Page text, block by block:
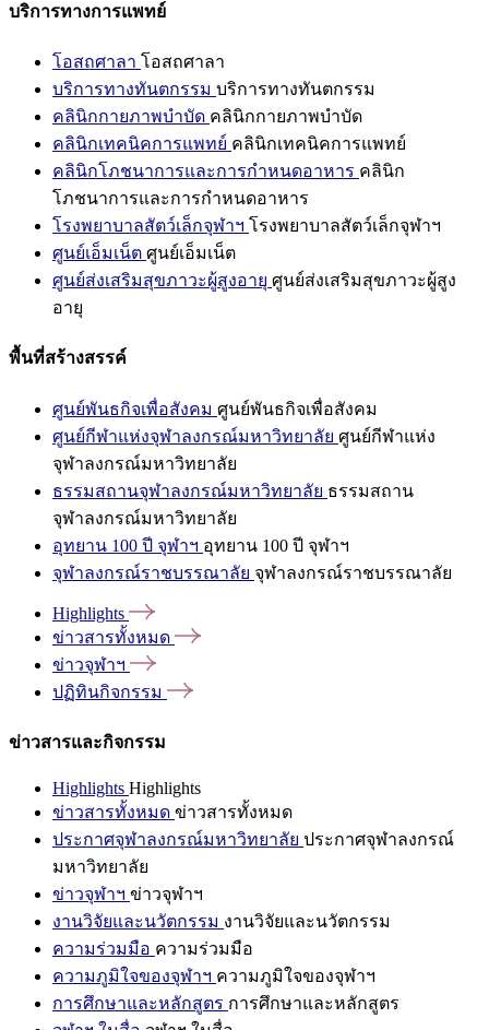
บริการทางการแพทย์
โอสถศาลา โอสถศาลา
บริการทางทันตกรรม บริการทางทันตกรรม
คลินิกกายภาพบำบัด คลินิกกายภาพบำบัด
คลินิกเทคนิคการแพทย์ คลินิกเทคนิคการแพทย์
คลินิกโภชนาการและการกำหนดอาหาร คลินิก
โภชนาการและการกำหนดอาหาร
โรงพยาบาลสัตว์เล็กจุฬาฯ โรงพยาบาลสัตว์เล็กจุฬาฯ
ศูนย์เอ็มเน็ต ศูนย์เอ็มเน็ต
ศูนย์ส่งเสริมสุขภาวะผู้สูงอายุ ศูนย์ส่งเสริมสุขภาวะผู้สูง
อายุ
พื้นที่สร้างสรรค์
ศูนย์พันธกิจเพื่อสังคม ศูนย์พันธกิจเพื่อสังคม
ศูนย์กีฬาแห่งจุฬาลงกรณ์มหาวิทยาลัย ศูนย์กีฬาแห่ง
จุฬาลงกรณ์มหาวิทยาลัย
ธรรมสถานจุฬาลงกรณ์มหาวิทยาลัย ธรรมสถาน
จุฬาลงกรณ์มหาวิทยาลัย
อุทยาน 100 ปี จุฬาฯ อุทยาน 100 ปี จุฬาฯ
จุฬาลงกรณ์ราชบรรณาลัย จุฬาลงกรณ์ราชบรรณาลัย
Highlights
ข่าวสารทั้งหมด
ข่าวจุฬาฯ
ปฏิทินกิจกรรม
ข่าวสารและกิจกรรม
Highlights Highlights
ข่าวสารทั้งหมด ข่าวสารทั้งหมด
ประกาศจุฬาลงกรณ์มหาวิทยาลัย ประกาศจุฬาลงกรณ์
มหาวิทยาลัย
ข่าวจุฬาฯ ข่าวจุฬาฯ
งานวิจัยและนวัตกรรม งานวิจัยและนวัตกรรม
ความร่วมมือ ความร่วมมือ
ความภูมิใจของจุฬาฯ ความภูมิใจของจุฬาฯ
การศึกษาและหลักสูตร การศึกษาและหลักสูตร